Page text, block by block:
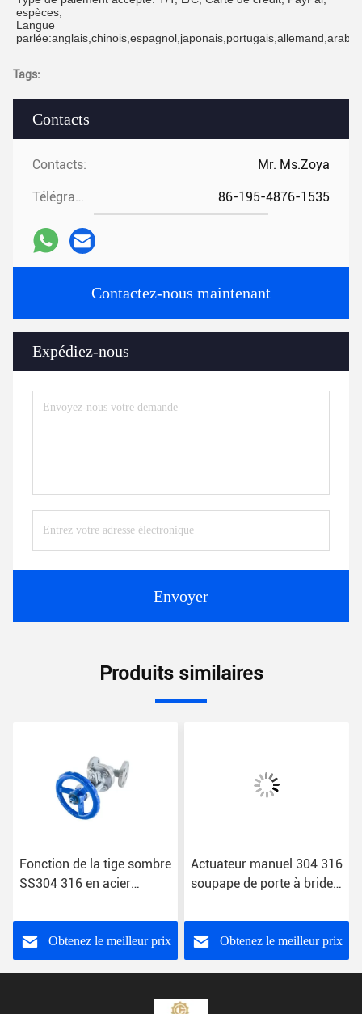
Contacts
Contacts: Mr. Ms.Zoya
Télégramme: 86-195-4876-1535
Contactez-nous maintenant
Expédiez-nous
Envoyer
espèces;
Langue
Tags:
Produits similaires
Fonction de la tige sombre
SS304 316 en acier
Obtenez le meilleur prix
Actuateur manuel 304 316
soupape de porte à bride
personnalisation
Obtenez le meilleur prix